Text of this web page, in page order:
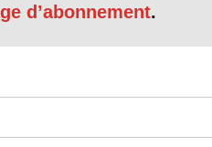
et le musée.
d’abonnement.